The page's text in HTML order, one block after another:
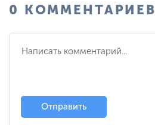
0 КОММЕНТАРИЕВ
Отправить